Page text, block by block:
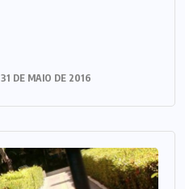
31 DE MAIO DE 2016